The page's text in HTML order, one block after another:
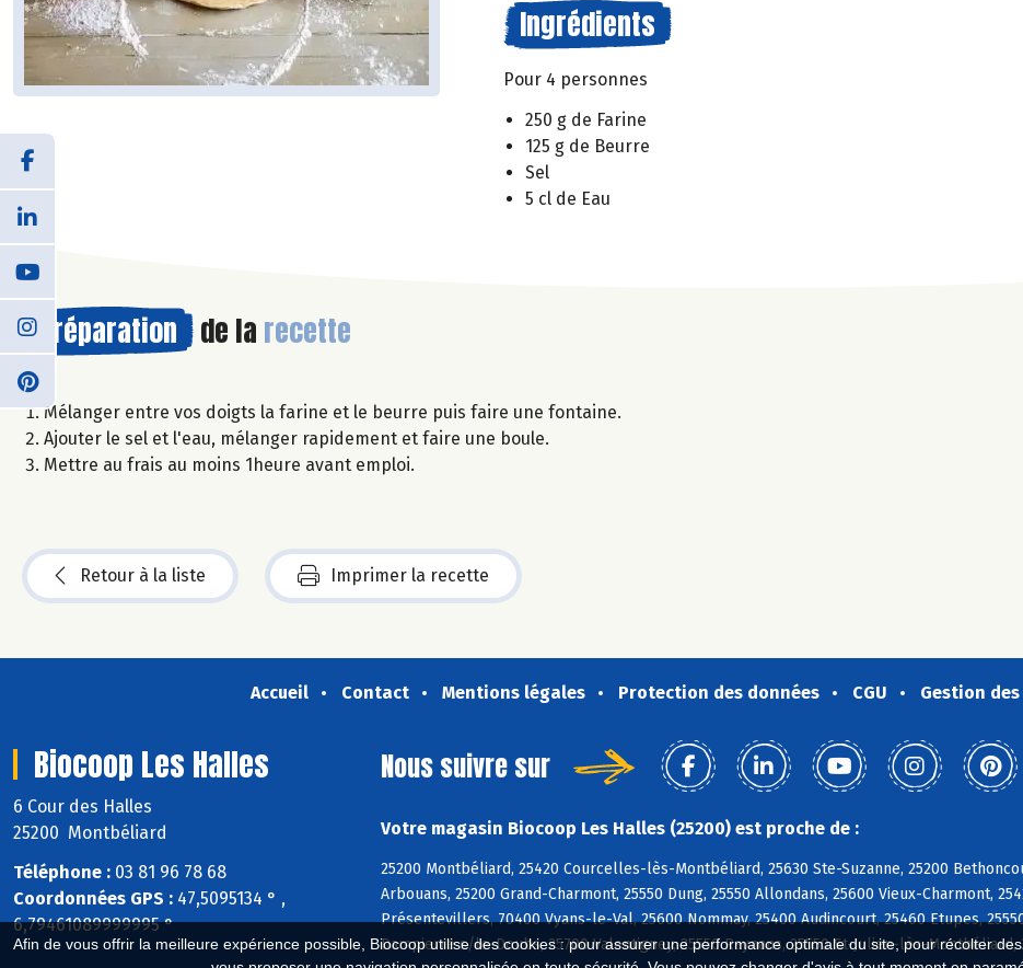
Afin de vous offrir la meilleure expérience possible, Biocoop utilise des cookies : pour assurer une performance optimale du site, pour récolter
Ingrédients
Pour 4 personnes
250 g de Farine
125 g de Beurre
Sel
5 cl de Eau
Préparation de la recette
Mélanger entre vos doigts la farine et le beurre puis faire une fontaine.
Ajouter le sel et l'eau, mélanger rapidement et faire une boule.
Mettre au frais au moins 1heure avant emploi.
Retour à la liste Imprimer la recette
Accueil Contact Mentions légales Protection des données CGU Gestion
Biocoop Les Halles
6 Cour des Halles
25200 Montbéliard
Téléphone : 03 81 96 78 68
Coordonnées GPS : 47,5095134 ° ,
6,79461089999995 °
Nous suivre sur
Votre magasin Biocoop Les Halles (25200) est proche de :
25200 Montbéliard, 25420 Courcelles-lès-Montbéliard, 25630 Ste-Suzanne, 25200
Arbouans, 25200 Grand-Charmont, 25550 Dung, 25550 Allondans, 25600 Vieux-Charmont,
Présentevillers, 70400 Vyans-le-Val, 25600 Nommay, 25400 Audincourt, 25460 Etupes,
Dampierre s/le-Doubs, 25700 Valentigney, 25550 Raynans, 25550 St-Julien-lès-Montbéliard,